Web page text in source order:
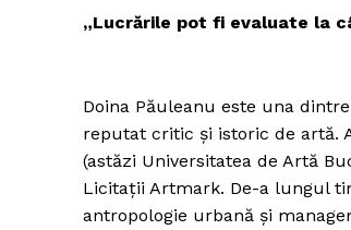
„Lucrările pot fi evaluate la
Doina Păuleanu este una
reputat critic şi istoric de artă.
(astăzi Universitatea de Artă
Licitaţii Artmark. De-a lungul
antropologie urbană şi